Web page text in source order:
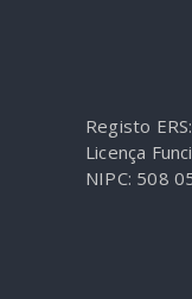
Registo
Licença
NIPC: 508